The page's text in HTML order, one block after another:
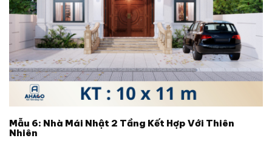
Mẫu 6: Nhà Mái Nhật 2 Tầng Kết Hợp Với Thiên
Nhiên